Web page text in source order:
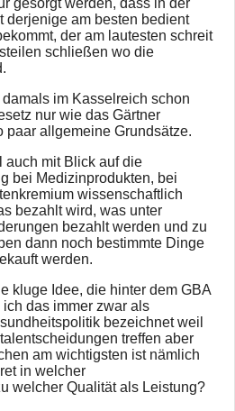
gesorgt werden, dass in der
derjenige am besten bedient
der am lautesten schreit
schließen wo die
im Kasselreich schon
nur wie das Gärtner
paar allgemeine Grundsätze.
auch mit Blick auf die
bei Medizinprodukten, bei
wissenschaftlich
bezahlt wird, was unter
bezahlt werden und zu
dann noch bestimmte Dinge
werden.
kluge Idee, die hinter dem GBA
das immer zwar als
bezeichnet weil
treffen aber
am wichtigsten ist nämlich
in welcher
welcher Qualität als Leistung?